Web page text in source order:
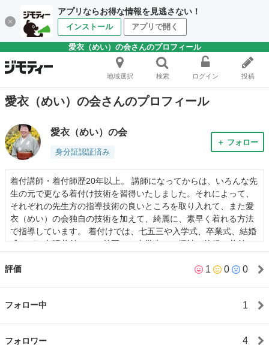
アプリならお得な情報を見逃さない！
インストール アプリで開く
愛衣（めい）の会さんのプロフィール
地域選択 検索 ログイン 投稿
愛衣（めい）の会さんのプロフィール
愛衣（めい）の会
身分証認証済み
＋ フォロー
着付講師・着付師歴20年以上。 講師になってからは、いろんな先
生の元で更なる着付け技術を習得いたしました。それによって、
それぞれの先生方の指導技術の良いところを取り入れて、また愛
衣（めい）の会独自の技術を加えて、綺麗に、素早く着れる方法
で指導しています。 着付けでは、七五三や入学式、卒業式、結婚
式などの出張着付けや、外国では大学生への振袖・紋服の着付
も、多数行ってきています。 イベントの開催も半年で8回を数
伝いの方の協力を得つつも、個人で行いました。 そんな着物の世
しむ人たちが少なくなってきていることを憂え、その原因を探っ
評価 1 0 0
フォロー中 1
フォロワー 4